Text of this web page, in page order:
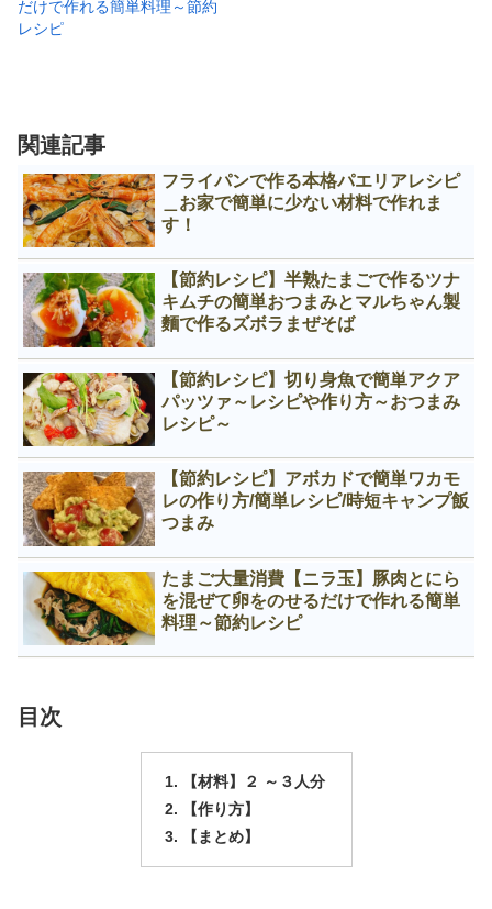
だけで作れる簡単料理～節約
レシピ
関連記事
フライパンで作る本格パエリアレシピ
＿お家で簡単に少ない材料で作れま
す！
【節約レシピ】半熟たまごで作るツナ
キムチの簡単おつまみとマルちゃん製
麵で作るズボラまぜそば
【節約レシピ】切り身魚で簡単アクア
パッツァ～レシピや作り方～おつまみ
レシピ～
【節約レシピ】アボカドで簡単ワカモ
レの作り方/簡単レシピ/時短キャンプ飯
つまみ
たまご大量消費【ニラ玉】豚肉とにら
を混ぜて卵をのせるだけで作れる簡単
料理～節約レシピ
目次
【材料】２ ～３人分
【作り方】
【まとめ】